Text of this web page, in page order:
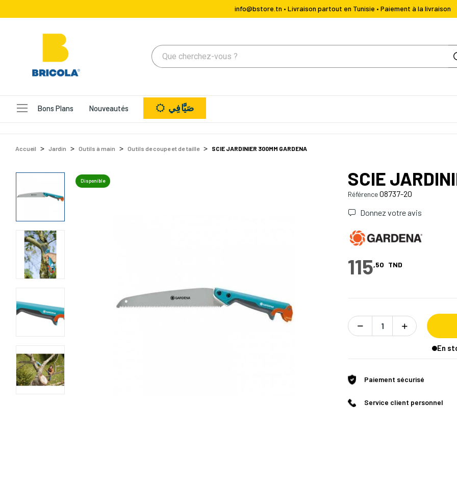
info@bstore.tn • Livraison partout en Tunisie • Paiement à la livraison
Bons Plans Nouveautés صَيَّافِي
Accueil Jardin Outils à main Outils de coupe et de taille SCIE JARDINIER 300MM GARDENA
Disponible SCIE
Référence08737-20
Donnez votre avis
115,50 TND
En
Paiement sécurisé
Service client personnel